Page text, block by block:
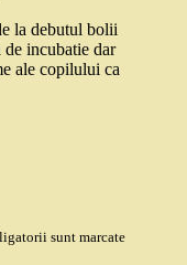
la debutul bolii
incubatie dar
ale copilului ca
sunt marcate